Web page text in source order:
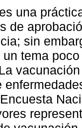
una
de
sin
tema